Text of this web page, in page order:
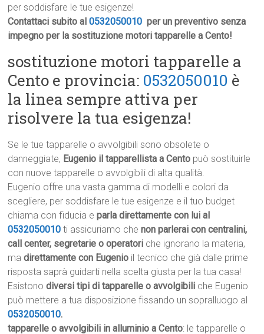
per soddisfare le tue esigenze!
Contattaci subito al0532050010 per un preventivo senza
impegno per la sostituzione motori tapparelle a Cento!
sostituzione motori tapparelle a
Cento e provincia: 0532050010 è
la linea sempre attiva per
risolvere la tua esigenza!
Se le tue tapparelle o avvolgibili sono obsolete o
danneggiate, Eugenio il tapparellista a Cento può sostituirle
con nuove tapparelle o avvolgibili di alta qualità.
Eugenio offre una vasta gamma di modelli e colori da
scegliere, per soddisfare le tue esigenze e il tuo budget
chiama con fiducia eparla direttamente con lui al
0532050010 ti assicuriamo chenon parlerai con centralini,
call center, segretarie o operatori che ignorano la materia,
madirettamente con Eugenio il tecnico che già dalle prime
risposta saprà guidarti nella scelta giusta per la tua casa!
Esistonodiversi tipi di tapparelle o avvolgibili che Eugenio
può mettere a tua disposizione fissando un sopralluogo al
0532050010.
tapparelle o avvolgibili in alluminio a Cento: le tapparelle o